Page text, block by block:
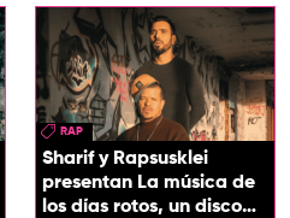
RAP
Sharif y Rapsusklei
presentan La música de
los días rotos, un disco